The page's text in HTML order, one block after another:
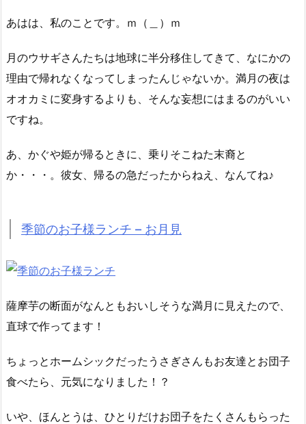
あはは、私のことです。ｍ（＿）ｍ
月のウサギさんたちは地球に半分移住してきて、なにかの
理由で帰れなくなってしまったんじゃないか。満月の夜は
オオカミに変身するよりも、そんな妄想にはまるのがいい
ですね。
あ、かぐや姫が帰るときに、乗りそこねた末裔と
か・・・。彼女、帰るの急だったからねえ、なんてね♪
季節のお子様ランチ – お月見
薩摩芋の断面がなんともおいしそうな満月に見えたので、
直球で作ってます！
ちょっとホームシックだったうさぎさんもお友達とお団子
食べたら、元気になりました！？
いや、ほんとうは、ひとりだけお団子をたくさんもらった